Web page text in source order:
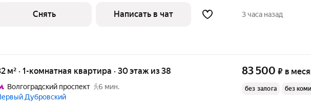
Пылесос Дом -
Снять Написать в чат 3 часа назад
32 м² · 1-комнатная квартира · 30 этаж из 38
Волгоградский проспект
6 мин.
Первый Дубровский
83 500 ₽ в
без залога без